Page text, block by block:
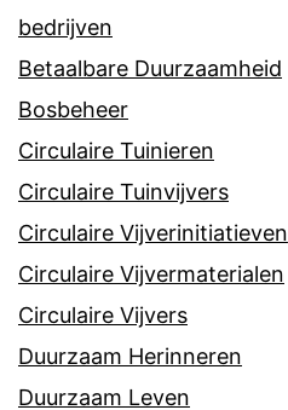
bedrijven
Betaalbare Duurzaamheid
Bosbeheer
Circulaire Tuinieren
Circulaire Tuinvijvers
Circulaire Vijverinitiatieven
Circulaire Vijvermaterialen
Circulaire Vijvers
Duurzaam Herinneren
Duurzaam Leven